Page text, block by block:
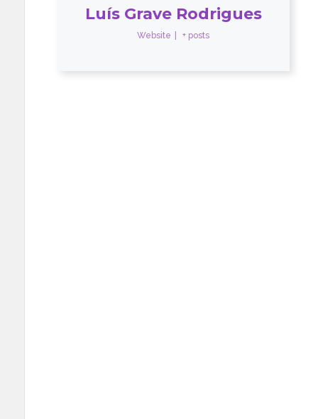
Luís Grave Rodrigues
Website + posts